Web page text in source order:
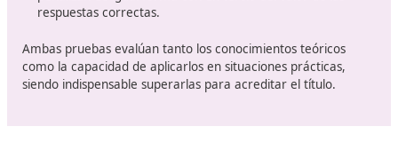
Conoce cómo será el examen
tendrás que superar para el